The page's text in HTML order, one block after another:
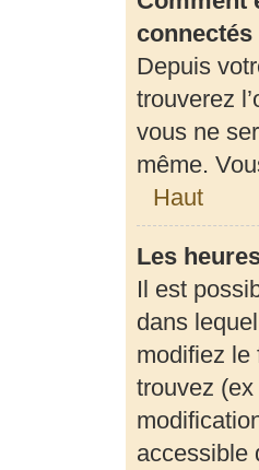
connectés
Depuis
trouverez
vous ne
même.
Haut
Les
Il est
dans
modifiez le
trouvez
accessible